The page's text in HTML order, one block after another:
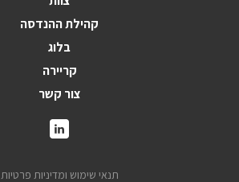
קהילת ההנדסה
בלוג
קריירה
צור קשר
תנאי שימוש ומדיניות פרטיות